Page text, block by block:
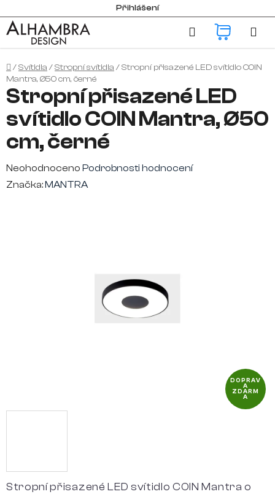
na
obsah
Přihlášení
Hledat
Domů
/Svítidla /Stropní svítidla /Stropní přisazené LED svítidlo COIN
Mantra, Ø50 cm, černé
Stropní přisazené LED svítidlo COIN Mantra o
Stropní přisazené LED
svítidlo COIN Mantra, Ø50
cm, černé
Průměrné
hodnocení
Neohodnoceno Podrobnosti hodnocení
Značka:MANTRA
DOPRAV
A
ZDARM
A